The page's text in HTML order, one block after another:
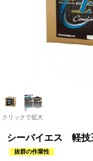
クリックで拡大
シーバイエス 軽
抜群の作業性